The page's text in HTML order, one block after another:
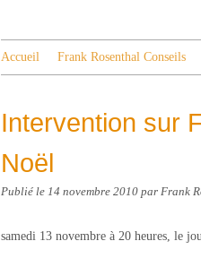
Accueil Frank Rosenthal Conseils
Intervention sur
Noël
Publié le 14 novembre 2010 par Frank
samedi 13 novembre à 20 heures, le